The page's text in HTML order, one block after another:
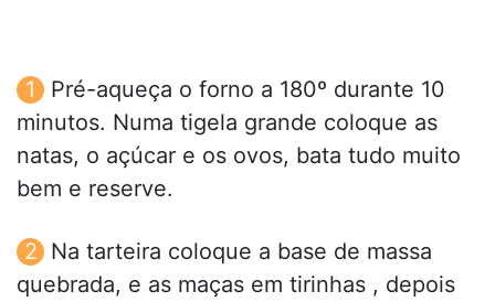
Pré-aqueça o forno a 180º durante 10
minutos. Numa tigela grande coloque as
natas, o açúcar e os ovos, bata tudo muito
bem e reserve.
Na tarteira coloque a base de massa
quebrada, e as maças em tirinhas , depois